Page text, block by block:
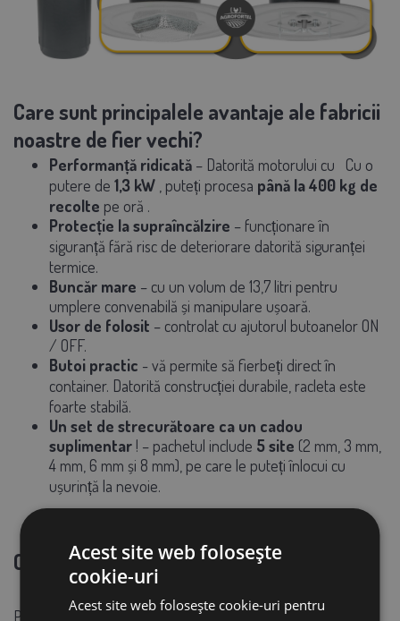
Care sunt principalele avantaje ale fabricii
noastre de fier vechi?
Performanță ridicată – Datorită motorului cu
Cu o
putere de 1,3 kW , puteți procesa până la400 kg de
recolte pe oră .
Protecție la supraîncălzire – funcționare în
siguranță fără risc de deteriorare datorită siguranței
termice.
Buncăr mare – cu un volum de 13,7 litri pentru
umplere convenabilă și manipulare ușoară.
Usor de folosit – controlat cu ajutorul butoanelor ON
/ OFF.
Butoi practic - vă permite să fierbeți direct în
container. Datorită construcției durabile, racleta este
foarte stabilă.
Un set de strecurătoare ca un cadou
suplimentar ! – pachetul include 5 site (2 mm, 3 mm,
4 mm, 6 mm și 8 mm), pe care le puteți înlocui cu
ușurință la nevoie.
Cum funcționează casarea?
Procesul de zdrobire se desfășoară cu ajutorul unui
Acest site web folosește
cookie-uri
Acest site web folosește cookie-uri pentru